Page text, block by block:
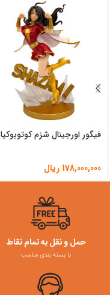
فیگور اورجینال شزم کوتوبوکیا
178,000,000 ریال
حمل و نقل به تمام نقاط
با بسته بندی مناسب